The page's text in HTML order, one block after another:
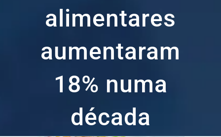
alimentares
aumentaram
18% numa
década